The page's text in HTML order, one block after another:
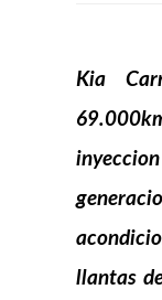
Kia
llantas